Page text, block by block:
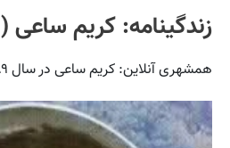
زندگینامه: کریم ساعی (۱۲۸۹ - ۱۳۳۱)
همشهری آنلاین: کریم ساعی در سال ۱۲۸۹ در مشهد به دنیا آمد